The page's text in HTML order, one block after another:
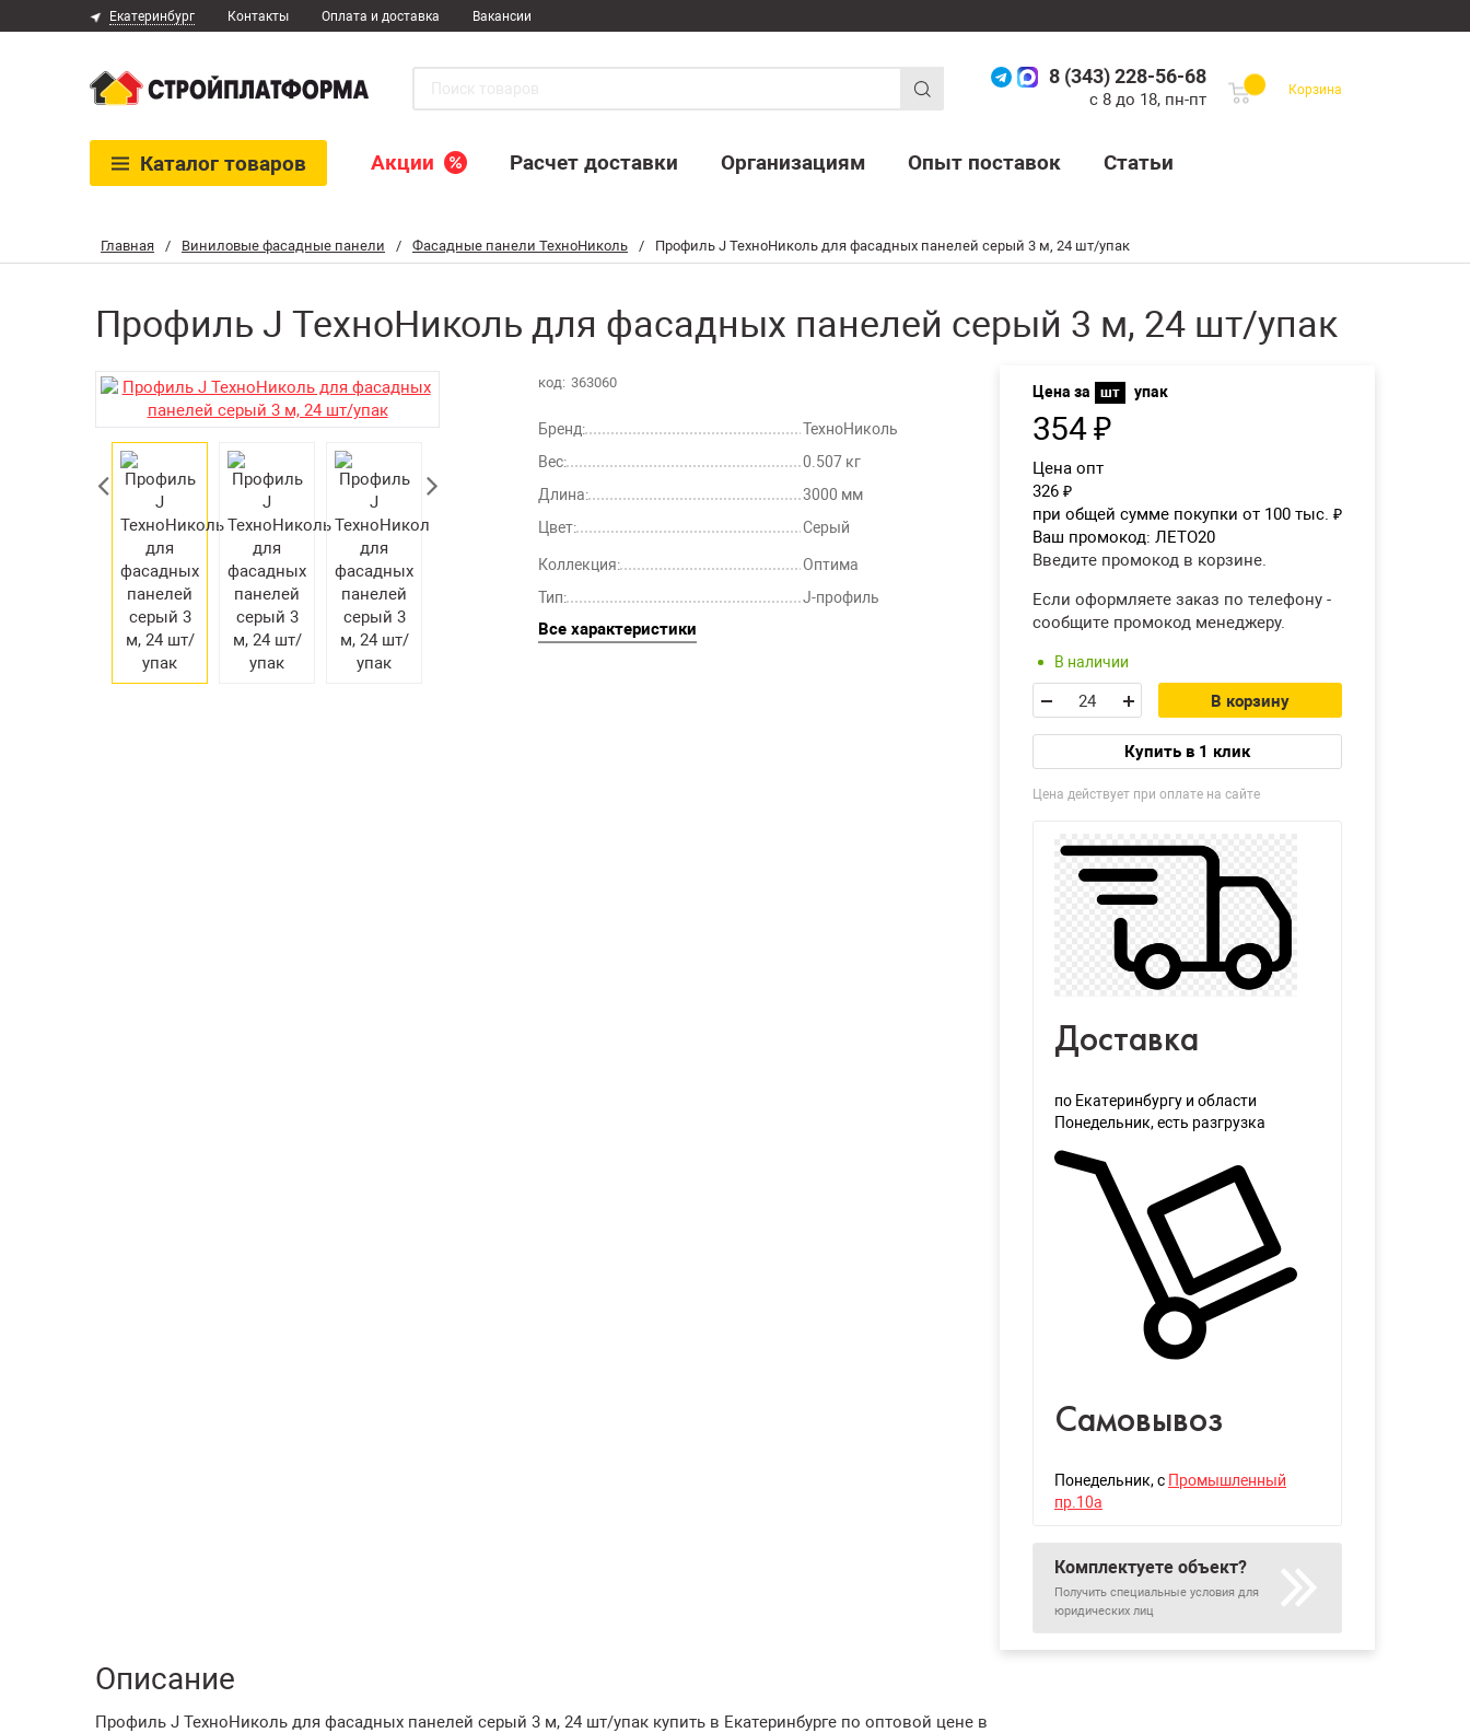
Главная / Виниловые фасадные панели / Фасадные панели ТехноНиколь / Профиль J ТехноНиколь для фасадных панелей серый 3 м, 24 шт/упак
Профиль J ТехноНиколь для фасадных панелей серый 3 м, 24 шт/упак
код: 363060
Бренд:
ТехноНиколь
Вес:
0.507 кг
Длина:
3000 мм
Цвет:
Серый
Коллекция:
Оптима
Тип:
J-профиль
Все характеристики
Цена за шт упак
354₽
Цена опт
326 ₽
при общей сумме покупки от 100 тыс. ₽
Ваш промокод: ЛЕТО20
Введите промокод в корзине.
Если оформляете заказ по телефону -
сообщите промокод менеджеру.
В наличии
В корзину
Купить в 1 клик
Цена действует при оплате на сайте
Доставка
по Екатеринбургу и области
Понедельник, есть разгрузка
Самовывоз
Понедельник, с Промышленный
пр.10а
Комплектуете объект?
Получить специальные условия для
юридических лиц
Описание
Профиль J ТехноНиколь для фасадных панелей серый 3 м, 24 шт/упак купить в Екатеринбурге по оптовой цене в
Екатеринбург Контакты Оплата и доставка Вакансии
8 (343) 228-56-68
с 8 до 18, пн-пт
Корзина
Каталог товаров Акции Расчет доставки Организациям Опыт поставок Статьи